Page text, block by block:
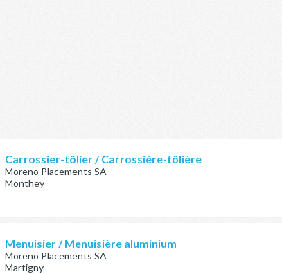
Carrossier-tôlier / Carrossière-tôlière
Moreno Placements SA
Monthey
Menuisier / Menuisière aluminium
Moreno Placements SA
Martigny